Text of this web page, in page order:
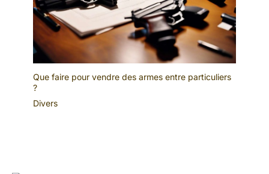
Que faire pour vendre des armes entre particuliers
?
Divers